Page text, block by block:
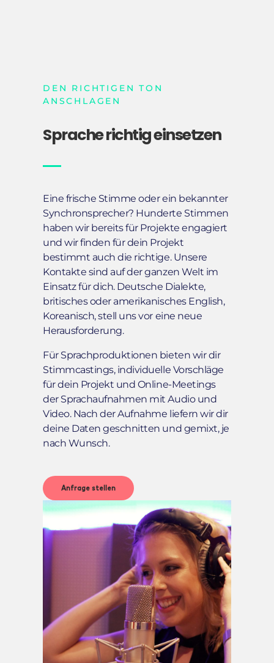
DEN RICHTIGEN TON
ANSCHLAGEN
Sprache richtig einsetzen
Eine frische Stimme oder ein bekannter
Synchronsprecher? Hunderte Stimmen
haben wir bereits für Projekte engagiert
und wir finden für dein Projekt
bestimmt auch die richtige. Unsere
Kontakte sind auf der ganzen Welt im
Einsatz für dich. Deutsche Dialekte,
britisches oder amerikanisches English,
Koreanisch, stell uns vor eine neue
Herausforderung.
Für Sprachproduktionen bieten wir dir
Stimmcastings, individuelle Vorschläge
für dein Projekt und Online-Meetings
der Sprachaufnahmen mit Audio und
Video. Nach der Aufnahme liefern wir dir
deine Daten geschnitten und gemixt, je
nach Wunsch.
Anfrage stellen